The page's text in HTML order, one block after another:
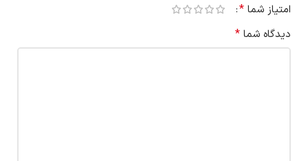
امتیاز شما *
دیدگاه شما *